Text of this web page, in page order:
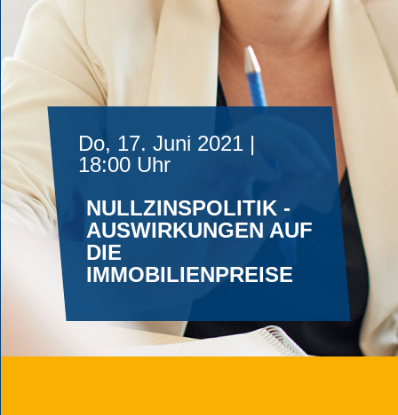
Do, 17. Juni 2021 |
18:00 Uhr
NULLZINSPOLITIK -
AUSWIRKUNGEN AUF
DIE
IMMOBILIENPREISE